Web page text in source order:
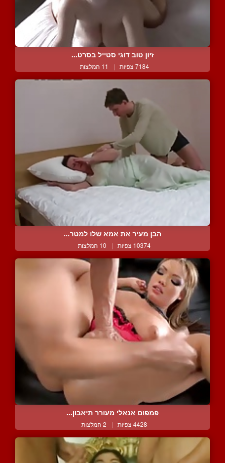
זיון טוב דוגי סטייל בסרט...
7184 צפיות | 11 המלצות
הבן מעיר את אמא שלו למטר...
10374 צפיות | 10 המלצות
פמפום אנאלי מעורר תיאבון...
4428 צפיות | 2 המלצות